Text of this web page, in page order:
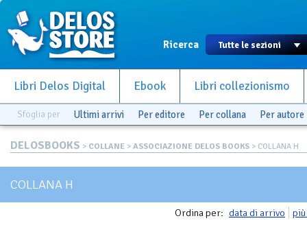
Ricerca
Libri Delos Digital Ebook Libri collezionismo
Sfoglia per Ultimi arrivi Per editore Per collana Per autore
DELOSBOOKS > COLLANE > ASSOCIAZIONE DELOS BOOKS > COLLANA H
COLLANA H
Ordina per: data di arrivo